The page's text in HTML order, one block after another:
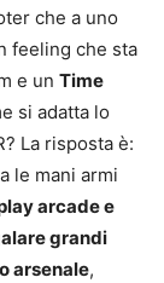
che a uno
feeling che sta
e un Time
si adatta lo
La risposta è:
le mani armi
arcade e
grandi
arsenale,